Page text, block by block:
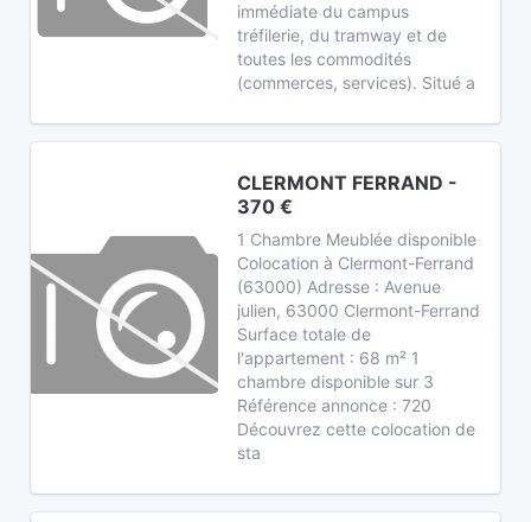
immédiate du campus
tréfilerie, du tramway et de
toutes les commodités
(commerces, services). Situé a
CLERMONT FERRAND -
370 €
1 Chambre Meublée disponible
Colocation à Clermont-Ferrand
(63000) Adresse : Avenue
julien, 63000 Clermont-Ferrand
Surface totale de
l'appartement : 68 m² 1
chambre disponible sur 3
Référence annonce : 720
Découvrez cette colocation de
sta